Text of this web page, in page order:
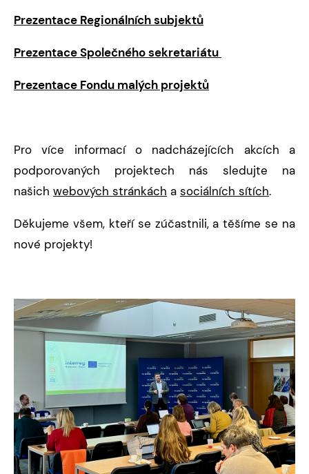
Prezentace Regionálních subjektů
Prezentace Společného sekretariátu
Prezentace Fondu malých projektů
Pro více informací o nadcházejících akcích a
podporovaných projektech nás sledujte na
našich webových stránkách a sociálních sítích.
Děkujeme všem, kteří se zúčastnili, a těšíme se na
nové projekty!